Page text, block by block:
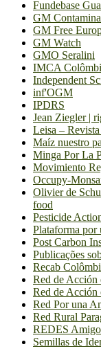
Fundebase
GM
GM Free
GM Watch
GMO Seralini
IMCA
Independent
inf'OGM
IPDRS
Jean Ziegler |
Leisa –
Maíz nuestro
Minga Por La
Movimiento
Occupy-
Olivier de
food
Pesticide
Plataforma por
Post Carbon
Publicações
Recab
Red de Acción
Red de Acción
Red Por una
Red Rural
REDES
Semillas de